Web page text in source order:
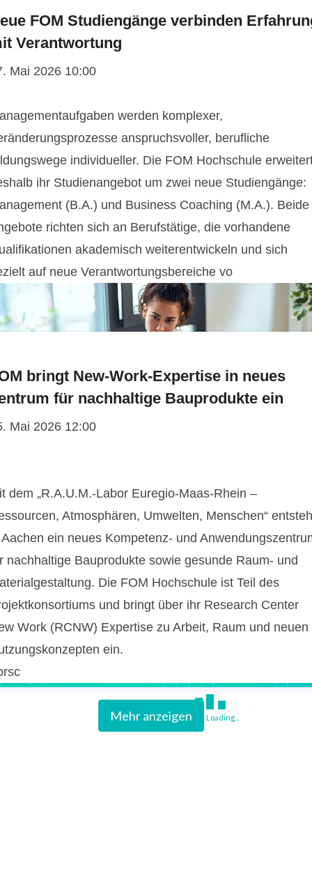
FOM Studiengänge verbinden
Verantwortung
Mai 2026 10:00
werden komplexer,
anspruchsvoller, berufliche
individueller. Die FOM Hochschule
ihr Studienangebot um zwei neue Studiengänge:
(B.A.) und Business Coaching (M.A.). Beide
richten sich an Berufstätige, die vorhandene
akademisch weiterentwickeln und sich
auf neue Verantwortungsbereiche vo
bringt New-Work-Expertise in neues
für nachhaltige Bauprodukte ein
Mai 2026 12:00
dem „R.A.U.M.-Labor Euregio-Maas-Rhein –
Atmosphären, Umwelten, Menschen“
ein neues Kompetenz- und
nachhaltige Bauprodukte sowie gesunde Raum- und
Die FOM Hochschule ist Teil des
und bringt über ihr Research Center
Work (RCNW) Expertise zu Arbeit, Raum und neuen
ein.
Mehr anzeigen Loading...